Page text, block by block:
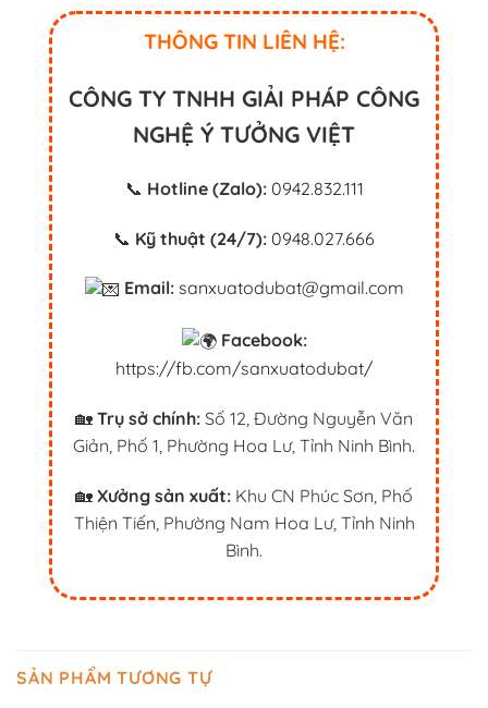
THÔNG TIN LIÊN HỆ:
CÔNG TY TNHH GIẢI PHÁP CÔNG
NGHỆ Ý TƯỞNG VIỆT
📞 Hotline (Zalo): 0942.832.111
📞 Kỹ thuật (24/7): 0948.027.666
Email: sanxuatodubat@gmail.com
Facebook:
https://fb.com/sanxuatodubat/
🏡 Trụ sở chính: Số 12, Đường Nguyễn Văn
Giản, Phố 1, Phường Hoa Lư, Tỉnh Ninh Bình.
🏡 Xưởng sản xuất: Khu CN Phúc Sơn, Phố
Thiện Tiến, Phường Nam Hoa Lư, Tỉnh Ninh
Bình.
SẢN PHẨM TƯƠNG TỰ